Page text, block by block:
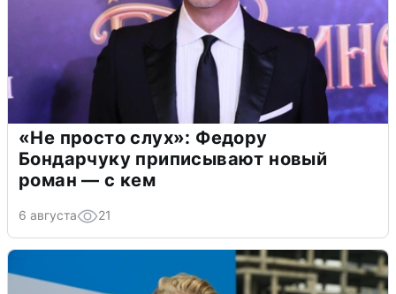
«Не просто слух»: Федору
Бондарчуку приписывают новый
роман — с кем
6 августа 21